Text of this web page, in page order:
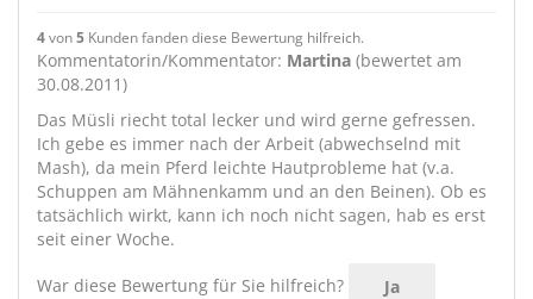
4von5 Kunden fanden diese Bewertung hilfreich.
Kommentatorin/Kommentator: Martina (bewertet am
30.08.2011)
Das Müsli riecht total lecker und wird gerne gefressen.
Ich gebe es immer nach der Arbeit (abwechselnd mit
Mash), da mein Pferd leichte Hautprobleme hat (v.a.
Schuppen am Mähnenkamm und an den Beinen). Ob es
tatsächlich wirkt, kann ich noch nicht sagen, hab es erst
seit einer Woche.
War diese Bewertung für Sie hilfreich? Ja